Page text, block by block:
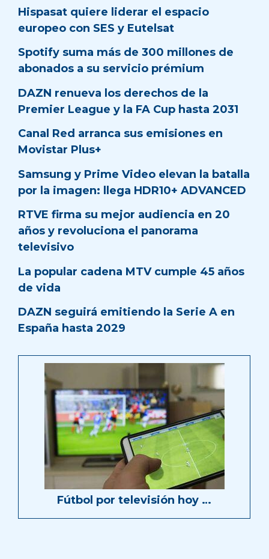
Hispasat quiere liderar el espacio
europeo con SES y Eutelsat
Spotify suma más de 300 millones de
abonados a su servicio prémium
DAZN renueva los derechos de la
Premier League y la FA Cup hasta 2031
Canal Red arranca sus emisiones en
Movistar Plus+
Samsung y Prime Video elevan la batalla
por la imagen: llega HDR10+ ADVANCED
RTVE firma su mejor audiencia en 20
años y revoluciona el panorama
televisivo
La popular cadena MTV cumple 45 años
de vida
DAZN seguirá emitiendo la Serie A en
España hasta 2029
Fútbol por televisión hoy …